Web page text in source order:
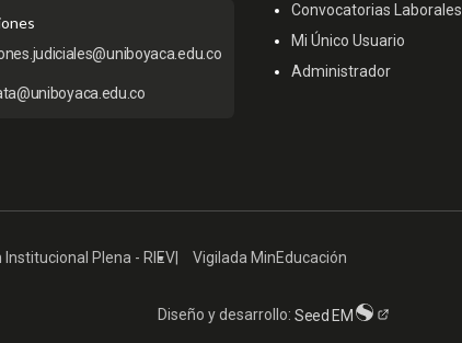
Convocatorias Laborales
Mi Único Usuario
Administrador
Plena - RIEV Vigilada MinEducación
Diseño y desarrollo: Seed EM